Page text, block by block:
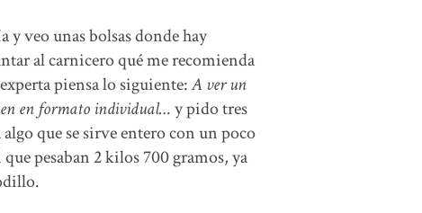
veo unas bolsas donde hay
al carnicero qué me recomienda
piensa lo siguiente:A ver un
en formato individual…y pido tres
que se sirve entero con un poco
pesaban 2 kilos 700 gramos, ya